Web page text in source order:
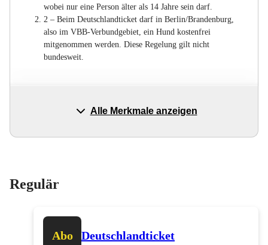
wobei nur eine Person älter als 14 Jahre sein darf.
Beim Deutschlandticket darf in Berlin/Brandenburg,
also im VBB-Verbundgebiet, ein Hund kostenfrei
mitgenommen werden. Diese Regelung gilt nicht
bundesweit.
Alle Merkmale anzeigen
Regulär
Abo Deutschlandticket